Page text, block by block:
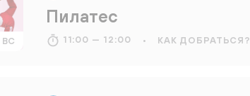
ВС
Пилатес
11:00 — 12:00 • КАК ДОБРАТЬСЯ?